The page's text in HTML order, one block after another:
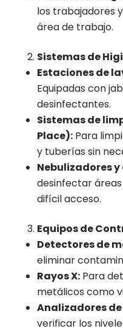
los trabajadores
área de trabajo.
Sistemas de
Estaciones de
Equipadas con
desinfectantes.
Sistemas de
Place):Para
y tuberías sin
Nebulizadores
desinfectar
difícil acceso.
Equipos de
Detectores de
eliminar
Rayos X:Para
metálicos como
Analizadores
verificar los